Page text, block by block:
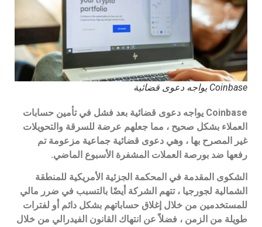
Coinbase يواجه دعوى قضائية
Coinbase يواجه دعوى قضائية بعد فشل في تأمين حسابات
العملاء بشكل صحيح ، مما جعلهم عرضة للسرقة والتحويلات
غير المصرح بها ، وهي دعوى قضائية جماعية مزعومة تم
رفعها ضد بورصة العملات المشفرة الأسبوع الماضي.
الشكوى المقدمة في المحكمة الجزئية الأمريكية للمنطقة
الشمالية لجورجيا ، تتهم الشركة أيضًا بالتسبب في ضرر مالي
للمستخدمين من خلال إغلاق حساباتهم بشكل دائم أو لفترات
طويلة من الزمن ، فضلاً عن انتهاك القانون الفيدرالي من خلال